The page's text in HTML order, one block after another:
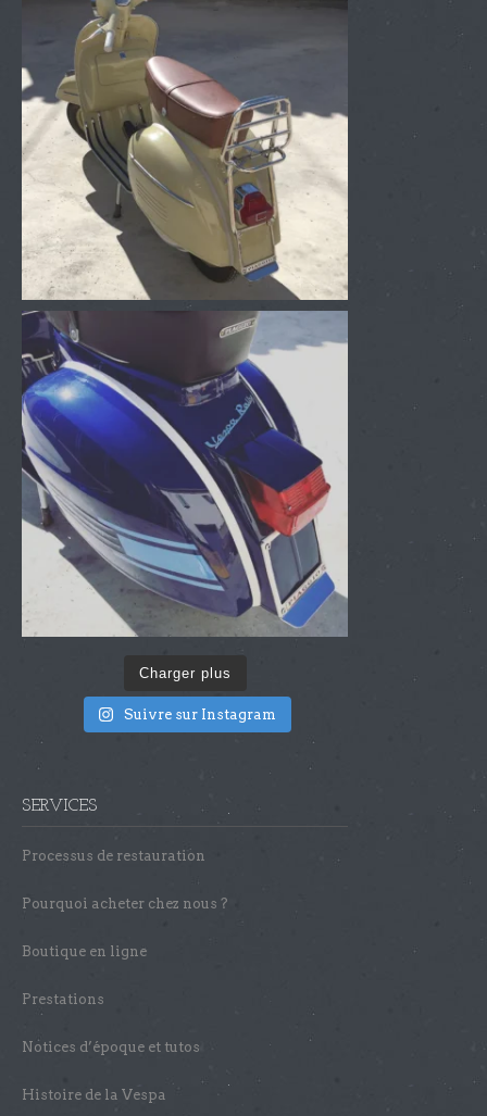
Charger plus
Suivre sur Instagram
SERVICES
Processus de restauration
Pourquoi acheter chez nous ?
Boutique en ligne
Prestations
Notices d’époque et tutos
Histoire de la Vespa